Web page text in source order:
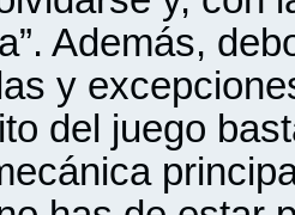
Además,
y
del juego